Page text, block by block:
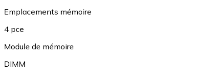
Emplacements mémoire
4 pce
Module de mémoire
DIMM